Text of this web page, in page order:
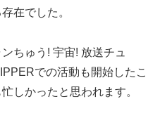
在でした。
ちゅう! 宇宙! 放送チュ
での活動も開始したこ
しかったと思われます。